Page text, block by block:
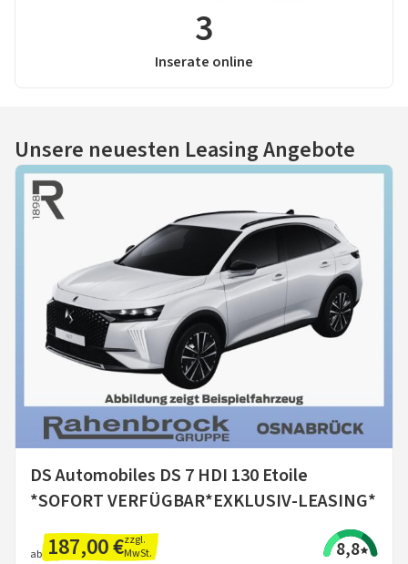
3
Inserate online
Unsere neuesten Leasing Angebote
DS Automobiles DS 7 HDI 130 Etoile
*SOFORT VERFÜGBAR*EXKLUSIV-LEASING*
ab 187,00 €zzgl.
MwSt.
8,8